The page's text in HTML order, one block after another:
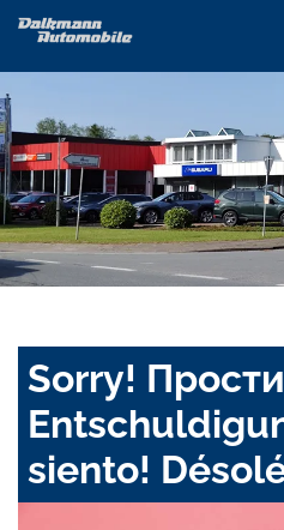
Sorry!
siento!